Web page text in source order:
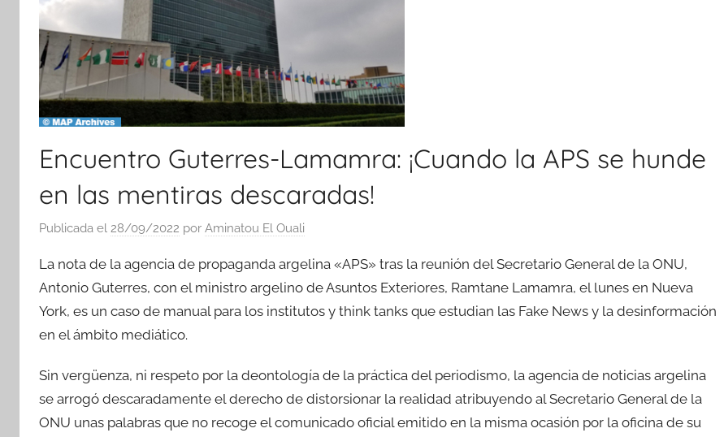
Encuentro Guterres-Lamamra: ¡Cuando la APS se hunde
en las mentiras descaradas!
Publicada el 28/09/2022 por Aminatou El Ouali
La nota de la agencia de propaganda argelina «APS» tras la reunión del Secretario General de la ONU,
Antonio Guterres, con el ministro argelino de Asuntos Exteriores, Ramtane Lamamra, el lunes en Nueva
York, es un caso de manual para los institutos y think tanks que estudian las Fake News y la desinformación
en el ámbito mediático.
Sin vergüenza, ni respeto por la deontología de la práctica del periodismo, la agencia de noticias argelina
se arrogó descaradamente el derecho de distorsionar la realidad atribuyendo al Secretario General de la
ONU unas palabras que no recoge el comunicado oficial emitido en la misma ocasión por la oficina de su